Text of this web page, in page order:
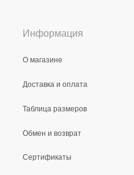
Информация
О магазине
Доставка и оплата
Таблица размеров
Обмен и возврат
Сертификаты